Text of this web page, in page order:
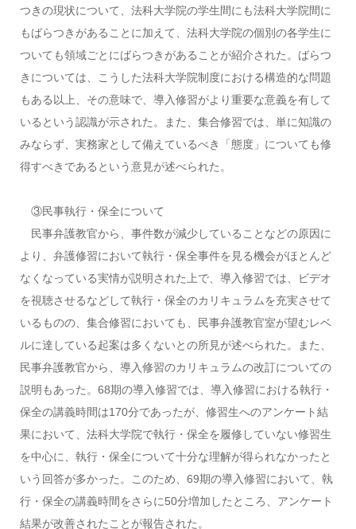
つきの現状について、法科大学院の学生間にも法科大学院間に
もばらつきがあることに加えて、法科大学院の個別の各学生に
ついても領域ごとにばらつきがあることが紹介された。ばらつ
きについては、こうした法科大学院制度における構造的な問題
もある以上、その意味で、導入修習がより重要な意義を有して
いるという認識が示された。また、集合修習では、単に知識の
みならず、実務家として備えているべき「態度」についても修
得すべきであるという意見が述べられた。
③民事執行・保全について
民事弁護教官から、事件数が減少していることなどの原因に
より、弁護修習において執行・保全事件を見る機会がほとんど
なくなっている実情が説明された上で、導入修習では、ビデオ
を視聴させるなどして執行・保全のカリキュラムを充実させて
いるものの、集合修習においても、民事弁護教官室が望むレベ
ルに達している起案は多くないとの所見が述べられた。また、
民事弁護教官から、導入修習のカリキュラムの改訂についての
説明もあった。68期の導入修習では、導入修習における執行・
保全の講義時間は170分であったが、修習生へのアンケート結
果において、法科大学院で執行・保全を履修していない修習生
を中心に、執行・保全について十分な理解が得られなかったと
いう回答が多かった。このため、69期の導入修習において、執
行・保全の講義時間をさらに50分増加したところ、アンケート
結果が改善されたことが報告された。